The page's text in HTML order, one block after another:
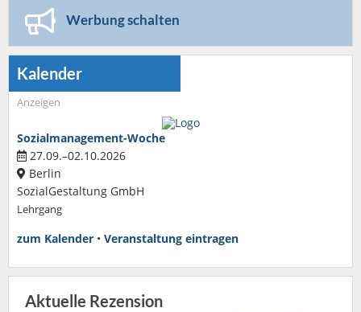
Werbung schalten
Kalender
Anzeigen
Sozialmanagement-Woche
27.09.–02.10.2026
Berlin
SozialGestaltung GmbH
Lehrgang
zum Kalender • Veranstaltung eintragen
Aktuelle Rezension